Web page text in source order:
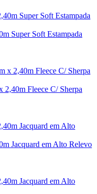
Super Soft Estampada
2,40m Fleece C/ Sherpa
Jacquard em Alto Relevo